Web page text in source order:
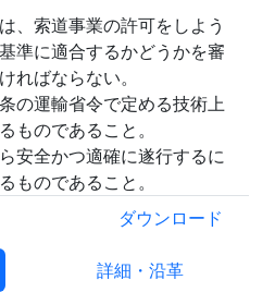
、索道事業の許可をしよう
準に適合するかどうかを審
ればならない。
の運輸省令で定める技術上
ものであること。
安全かつ適確に遂行するに
ものであること。
の許可を受けた者（以下「索
は、運輸省令で定める技術
施設を維持し、及び管理し
ダウンロード
詳細・沿革